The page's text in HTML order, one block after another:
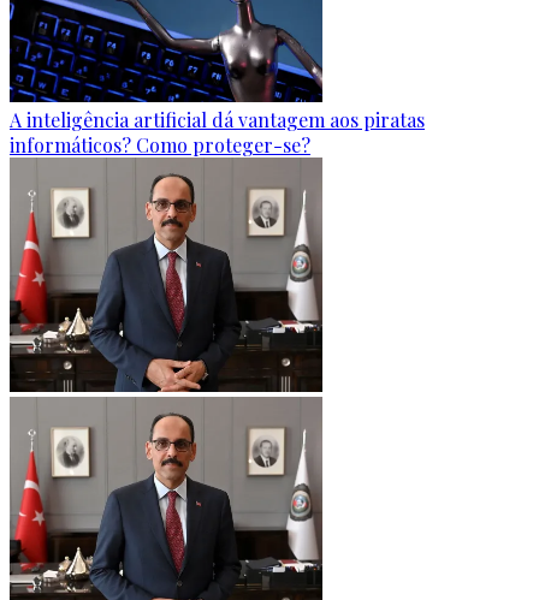
A inteligência artificial dá vantagem aos piratas
informáticos? Como proteger-se?